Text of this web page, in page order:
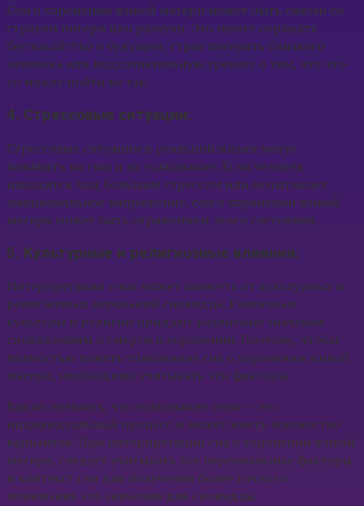
Сон о хоронении живой матери может быть связан со
страхом потери или разлуки. Это может отражать
беспокойство о будущем, страх потерять близкого
человека или подсознательную тревогу о том, что что-
то может пойти не так.
4. Стрессовые ситуации:
Стрессовые ситуации в реальной жизни могут
повлиять на сны и их толкование. Если человек
находится под большим стрессом или испытывает
эмоциональное напряжение, сон о хоронении живой
матери может быть отражением этого состояния.
5. Культурные и религиозные влияния:
Интерпретация снов может зависеть от культурных и
религиозных верований сновидца. Различные
культуры и религии придают различные значения
сновидениям о смерти и хоронении. Поэтому, чтобы
полностью понять толкование сна о хоронении живой
матери, необходимо учитывать эти факторы.
Важно помнить, что толкование снов — это
индивидуальный процесс и может иметь множество
вариантов. При интерпретации сна о хоронении живой
матери, следует учитывать все персональные факторы
и контекст сна для получения более точного
понимания его значения для сновидца.